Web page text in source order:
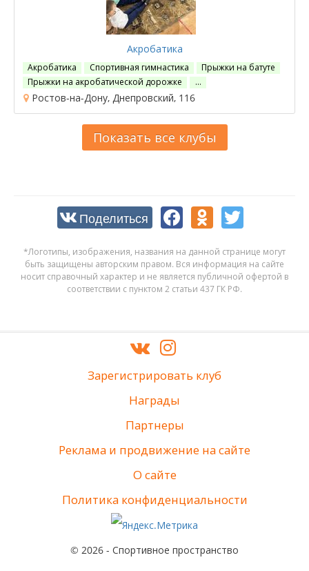
Акробатика
Акробатика Спортивная гимнастика
Прыжки на батуте
Прыжки на акробатической дорожке
…
Ростов-на-Дону, Днепровский, 116
Показать все клубы
Поделиться
*Логотипы, изображения, названия на данной странице могут
быть защищены авторским правом. Вся информация на сайте
носит справочный характер и не является публичной офертой в
соответствии с пунктом 2 статьи 437 ГК РФ.
Зарегистрировать клуб
Награды
Партнеры
Реклама и продвижение на сайте
О сайте
Политика конфиденциальности
© 2026 - Спортивное пространство